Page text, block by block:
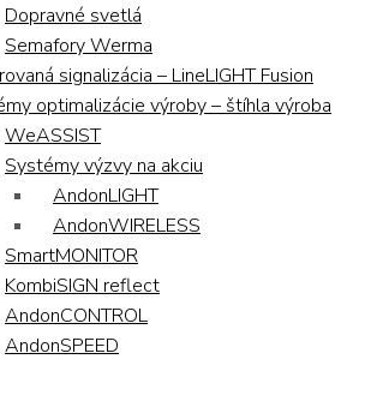
Dopravné svetlá
Semafory Werma
signalizácia – LineLIGHT Fusion
optimalizácie výroby – štíhla výroba
WeASSIST
Systémy výzvy na akciu
AndonLIGHT
AndonWIRELESS
SmartMONITOR
KombiSIGN reflect
AndonCONTROL
AndonSPEED